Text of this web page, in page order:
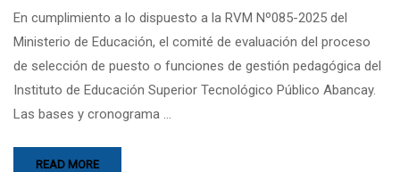
En cumplimiento a lo dispuesto a la RVM Nº085-2025 del
Ministerio de Educación, el comité de evaluación del proceso
de selección de puesto o funciones de gestión pedagógica del
Instituto de Educación Superior Tecnológico Público Abancay.
Las bases y cronograma …
READ MORE